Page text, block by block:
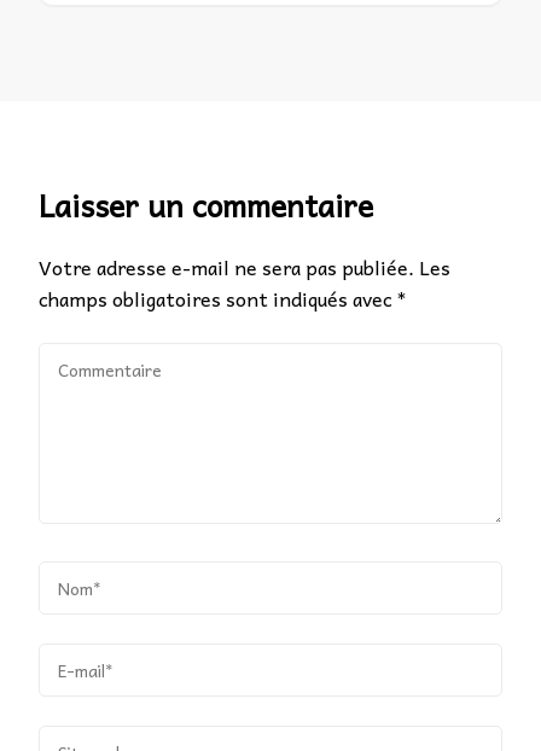
Laisser un commentaire
Votre adresse e-mail ne sera pas publiée. Les
champs obligatoires sont indiqués avec*